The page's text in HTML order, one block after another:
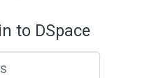
to DSpace